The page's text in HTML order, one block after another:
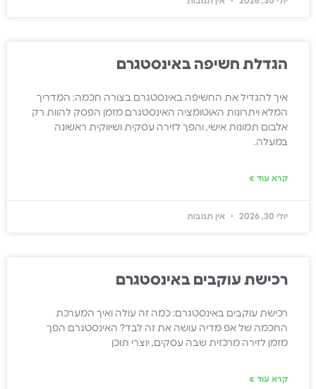
הגדלת חשיפה באינסטגרם
איך להגדיל את החשיפה באינסטגרם בצורה חכמה: המדריך
המלא ויתרונות האוטומציה האינסטגרם מזמן הפסק להוות רק
אלבום תמונות אישי, והפך לזירה עסקית ושיווקית ראשונה
במעלה.
קרא עוד »
יולי 30, 2026 אין תגובות
רכישת עוקבים באינסטגרם
רכישת עוקבים באינסטגרם: כמה זה עולה ואיך המערכת
החכמה של אפ מדיה עושה את זה לבד? האינסטגרם הפך
מזמן לזירה מרכזית שבה עסקים, יוצרי תוכן
קרא עוד »